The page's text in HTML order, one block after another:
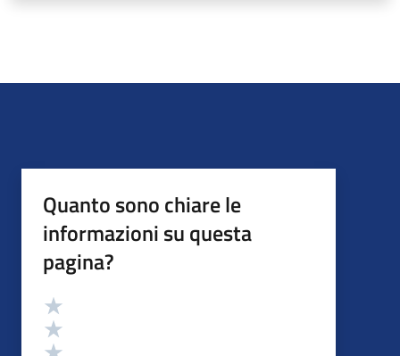
Quanto sono chiare le
informazioni su questa
pagina?
Valutazione